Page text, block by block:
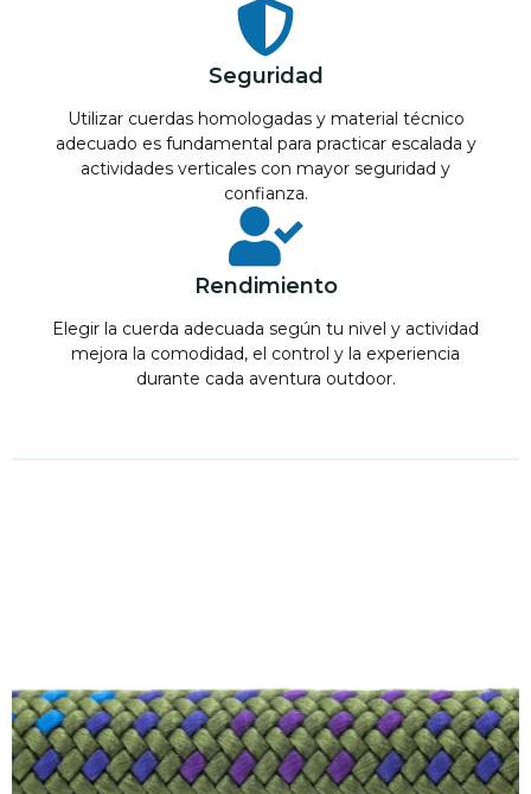
Seguridad
Utilizar cuerdas homologadas y material técnico
adecuado es fundamental para practicar escalada y
actividades verticales con mayor seguridad y
confianza.
Rendimiento
Elegir la cuerda adecuada según tu nivel y actividad
mejora la comodidad, el control y la experiencia
durante cada aventura outdoor.